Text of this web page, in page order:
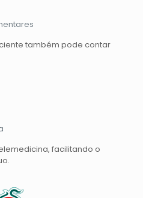
também pode contar
facilitando o